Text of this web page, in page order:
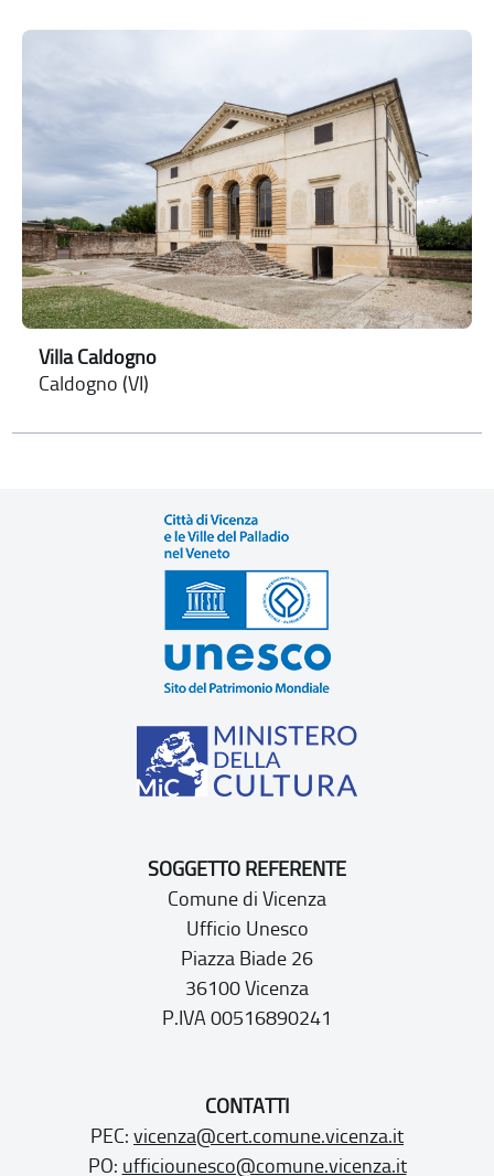
Villa Caldogno
Caldogno (VI)
SOGGETTO REFERENTE
Comune di Vicenza
Ufficio Unesco
Piazza Biade 26
36100 Vicenza
P.IVA 00516890241
CONTATTI
PEC: vicenza@cert.comune.vicenza.it
PO: ufficiounesco@comune.vicenza.it